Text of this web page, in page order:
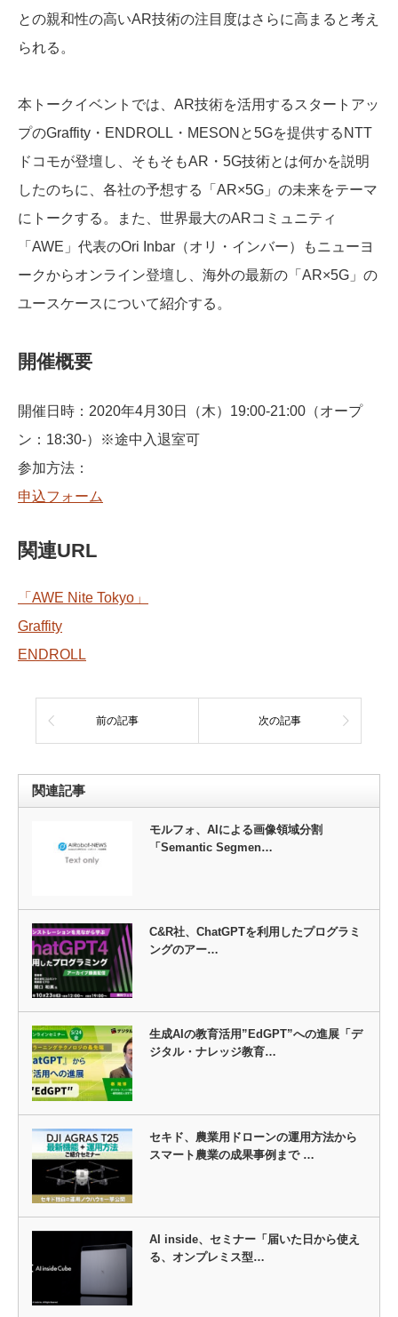
との親和性の高いAR技術の注目度はさらに高まると考え
られる。
本トークイベントでは、AR技術を活用するスタートアッ
プのGraffity・ENDROLL・MESONと5Gを提供するNTT
ドコモが登壇し、そもそもAR・5G技術とは何かを説明
したのちに、各社の予想する「AR×5G」の未来をテーマ
にトークする。また、世界最大のARコミュニティ
「AWE」代表のOri Inbar（オリ・インバー）もニューヨ
ークからオンライン登壇し、海外の最新の「AR×5G」の
ユースケースについて紹介する。
開催概要
開催日時：2020年4月30日（木）19:00-21:00（オープ
ン：18:30-）※途中入退室可
参加方法：
申込フォーム
関連URL
「AWE Nite Tokyo」
Graffity
ENDROLL
前の記事 次の記事
関連記事
モルフォ、AIによる画像領域分割
「Semantic Segmen…
C&R社、ChatGPTを利用したプログラミ
ングのアー…
生成AIの教育活用”EdGPT”への進展「デ
ジタル・ナレッジ教育…
セキド、農業用ドローンの運用方法から
スマート農業の成果事例まで …
AI inside、セミナー「届いた日から使え
る、オンプレミス型…